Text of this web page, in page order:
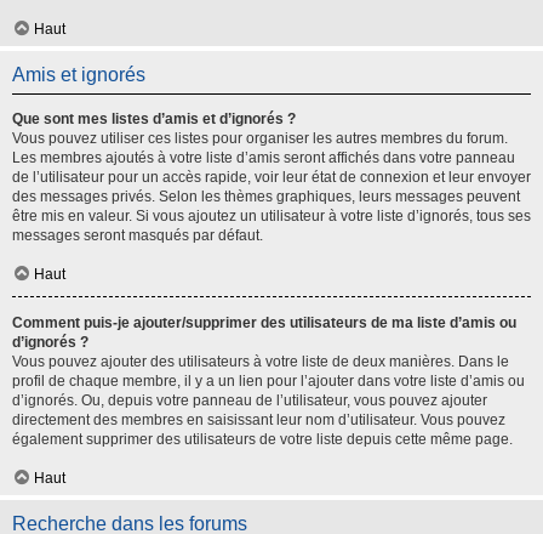
Haut
Amis et ignorés
Que sont mes listes d’amis et d’ignorés ?
Vous pouvez utiliser ces listes pour organiser les autres membres du forum.
Les membres ajoutés à votre liste d’amis seront affichés dans votre panneau
de l’utilisateur pour un accès rapide, voir leur état de connexion et leur envoyer
des messages privés. Selon les thèmes graphiques, leurs messages peuvent
être mis en valeur. Si vous ajoutez un utilisateur à votre liste d’ignorés, tous ses
messages seront masqués par défaut.
Haut
Comment puis-je ajouter/supprimer des utilisateurs de ma liste d’amis ou
d’ignorés ?
Vous pouvez ajouter des utilisateurs à votre liste de deux manières. Dans le
profil de chaque membre, il y a un lien pour l’ajouter dans votre liste d’amis ou
d’ignorés. Ou, depuis votre panneau de l’utilisateur, vous pouvez ajouter
directement des membres en saisissant leur nom d’utilisateur. Vous pouvez
également supprimer des utilisateurs de votre liste depuis cette même page.
Haut
Recherche dans les forums